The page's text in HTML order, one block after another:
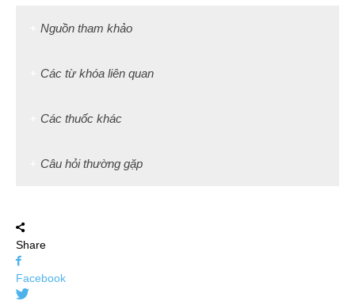
Nguồn tham khảo
Các từ khóa liên quan
Các thuốc khác
Câu hỏi thường gặp
Share
Facebook